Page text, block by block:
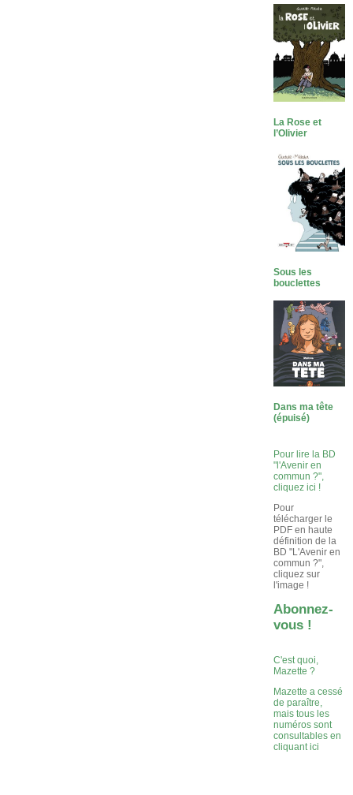
La Rose et
l’Olivier
Sous les
bouclettes
Dans ma tête
(épuisé)
Pour lire la BD
"l'Avenir en
commun ?",
cliquez ici !
Pour
télécharger le
PDF en haute
définition de la
BD "L'Avenir en
commun ?",
cliquez sur
l'image !
Abonnez-
vous !
C'est quoi,
Mazette ?
Mazette a cessé
de paraître,
mais tous les
numéros sont
consultables en
cliquant ici